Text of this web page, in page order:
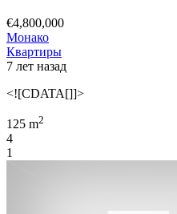
€4,800,000
Монако
Квартиры
7 лет назад
<![CDATA[]]>
125 m2
4
1